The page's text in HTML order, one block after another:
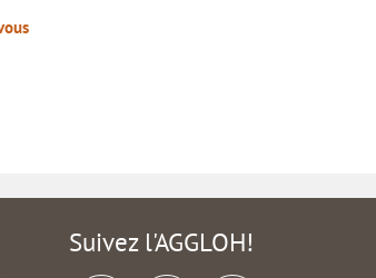
Suivez l'AGGLOH!